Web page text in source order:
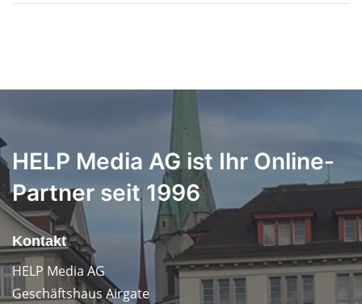
HELP Media AG ist Ihr Online-
Partner seit 1996
Kontakt
HELP Media AG
Geschäftshaus Airgate